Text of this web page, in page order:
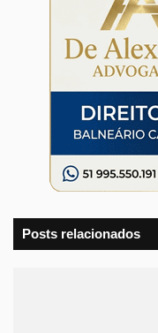
Posts relacionados